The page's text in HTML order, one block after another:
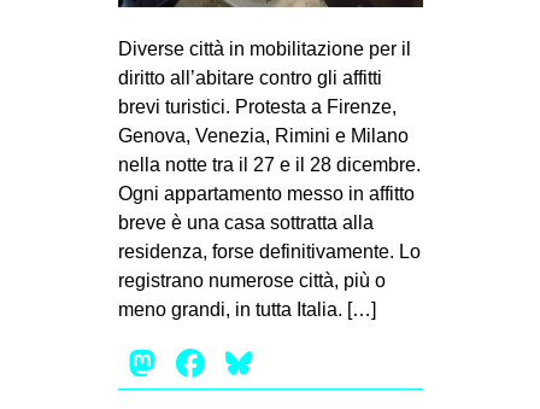
Diverse città in mobilitazione per il
diritto all’abitare contro gli affitti
brevi turistici. Protesta a Firenze,
Genova, Venezia, Rimini e Milano
nella notte tra il 27 e il 28 dicembre.
Ogni appartamento messo in affitto
breve è una casa sottratta alla
residenza, forse definitivamente. Lo
registrano numerose città, più o
meno grandi, in tutta Italia. […]
Mastodon
Facebook